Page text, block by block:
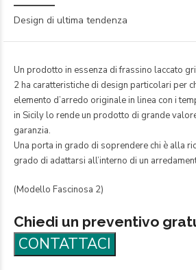
Design di ultima tendenza
Un prodotto in essenza di frassino laccato
2 ha caratteristiche di design particolari per
elemento d’arredo originale in linea con i
in Sicily lo rende un prodotto di grande
garanzia.
Una porta in grado di soprendere chi è alla
grado di adattarsi all’interno di un
(Modello Fascinosa 2)
Chiedi un preventivo